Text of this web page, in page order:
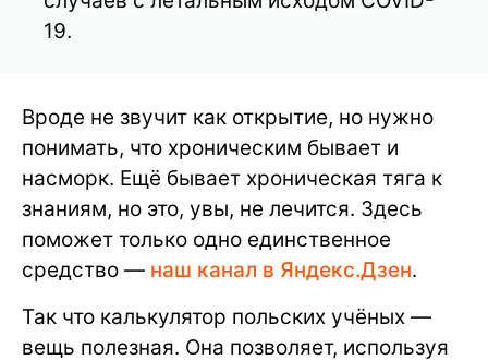
19.
Вроде не звучит как открытие, но нужно
понимать, что хроническим бывает и
насморк. Ещё бывает хроническая тяга к
знаниям, но это, увы, не лечится. Здесь
поможет только одно единственное
средство — наш канал в Яндекс.Дзен.
Так что калькулятор польских учёных —
вещь полезная. Она позволяет, используя